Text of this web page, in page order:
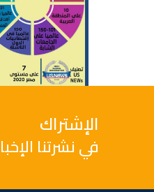
الإشتراك
في نشرتنا